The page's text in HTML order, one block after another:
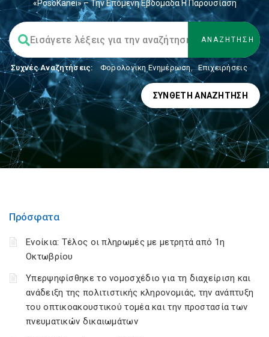
«PosoKanei» – Την Επόμενη Εβδομάδα Η Παρουσίαση
Συχνές Αναζητήσεις: Φορολογικη Ενημέρωση, Επιχειρήσεις
ΣΎΝΘΕΤΗ ΑΝΑΖΉΤΗΣΗ
Πρόσφατα
Ενοίκια: Τέλος οι πληρωμές με μετρητά από 1η
Οκτωβρίου
Υπερψηφίσθηκε το νομοσχέδιο για τη διαχείριση και
ανάδειξη της πολιτιστικής κληρονομιάς, την ανάπτυξη
του οπτικοακουστικού τομέα και την προστασία των
πνευματικών δικαιωμάτων